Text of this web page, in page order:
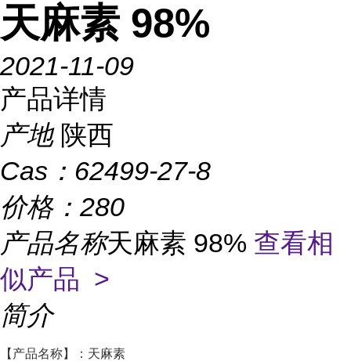
天麻素 98%
2021-11-09
产品详情
产地 陕西
Cas： 62499-27-8
价格： 280
产品名称天麻素 98% 查看相
似产品 >
简介
【产品名称】：天麻素